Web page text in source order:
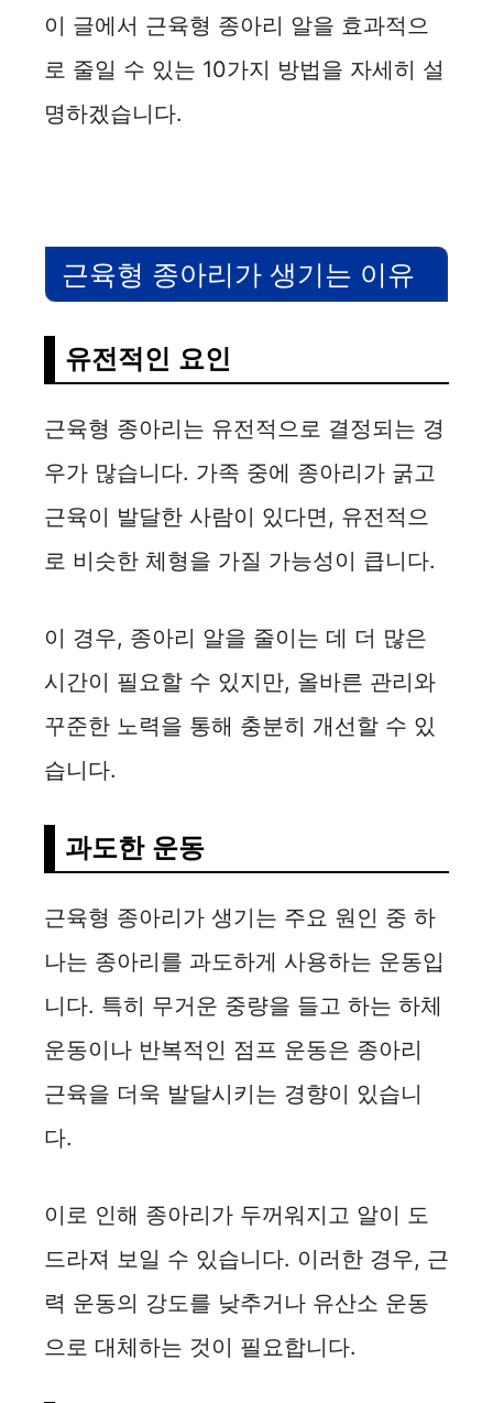
이 글에서 근육형 종아리 알을 효과적으
로 줄일 수 있는 10가지 방법을 자세히 설
명하겠습니다.
근육형 종아리가 생기는 이유
유전적인 요인
근육형 종아리는 유전적으로 결정되는 경
우가 많습니다. 가족 중에 종아리가 굵고
근육이 발달한 사람이 있다면, 유전적으
로 비슷한 체형을 가질 가능성이 큽니다.
이 경우, 종아리 알을 줄이는 데 더 많은
시간이 필요할 수 있지만, 올바른 관리와
꾸준한 노력을 통해 충분히 개선할 수 있
습니다.
과도한 운동
근육형 종아리가 생기는 주요 원인 중 하
나는 종아리를 과도하게 사용하는 운동입
니다. 특히 무거운 중량을 들고 하는 하체
운동이나 반복적인 점프 운동은 종아리
근육을 더욱 발달시키는 경향이 있습니
다.
이로 인해 종아리가 두꺼워지고 알이 도
드라져 보일 수 있습니다. 이러한 경우, 근
력 운동의 강도를 낮추거나 유산소 운동
으로 대체하는 것이 필요합니다.